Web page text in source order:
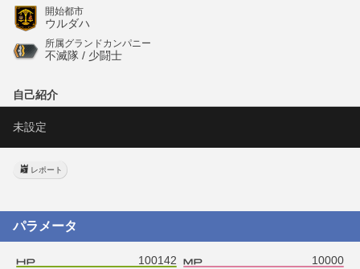
開始都市
ウルダハ
所属グランドカンパニー
不滅隊 / 少闘士
自己紹介
未設定
レポート
パラメータ
100142 10000